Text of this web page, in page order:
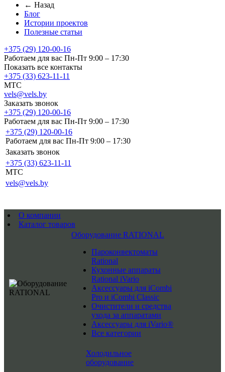
← Назад
Блог
Истории проектов
Полезные статьи
+375 (29) 120-00-16
Работаем для вас Пн-Пт 9:00 – 17:30
Показать все контакты
+375 (33) 623-11-11
MTC
vels@vels.by
Заказать звонок
+375 (29) 120-00-16
Работаем для вас Пн-Пт 9:00 – 17:30
+375 (29) 120-00-16
Работаем для вас Пн-Пт 9:00 – 17:30
Заказать звонок
+375 (33) 623-11-11
MTC
vels@vels.by
О компании
Каталог товаров
Оборудование RATIONAL
Пароконвектоматы
Rational
Кухонные аппараты
Rational iVario
Аксессуары для iCombi
Pro и iCombi Classic
Очистители и средства
ухода за аппаратами
Аксессуары для iVario®
Все категории
Холодильное
оборудование